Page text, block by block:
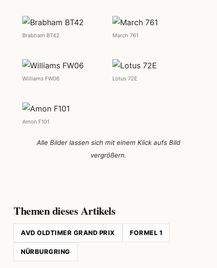
Brabham BT42 March 761
Williams FW06 Lotus 72E
Amon F101
Alle Bilder lassen sich mit einem Klick aufs Bild
vergrößern.
Themen dieses Artikels
AVD OLDTIMER GRAND PRIX FORMEL 1
NÜRBURGRING